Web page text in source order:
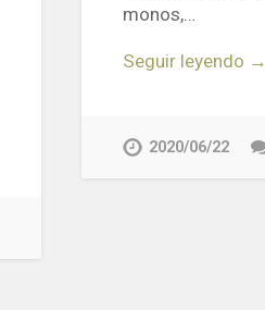
monos,…
Seguir leyendo →
2020/06/22